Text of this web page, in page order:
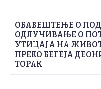
ОБАВЕШТЕЊЕ О
ОДЛУЧИВАЊЕ О
УТИЦАЈА НА
ПРЕКО БЕГЕЈА
ТОРАК